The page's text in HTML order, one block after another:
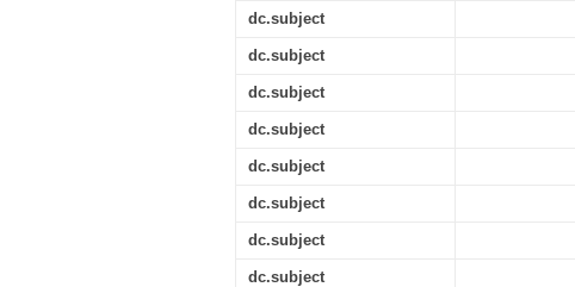
dc.subject
dc.subject
dc.subject
dc.subject
dc.subject
dc.subject
dc.subject
dc.subject